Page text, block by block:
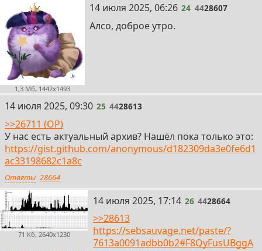
1,3 Мб, 1442x1493
24
14 июля 2025, 06:26 24 4428607
Алсо, доброе утро.
25
14 июля 2025, 09:30 25 4428613
>>26711 (OP)
У нас есть актуальный архив? Нашёл пока только это:
https://gist.github.com/anonymous/d182309da3e0fe6d1
ac33198682c1a8c
Ответы 28664
71 Кб, 2640x1230
26
14 июля 2025, 17:14 26 4428664
>>28613
https://sebsauvage.net/paste/?
7613a0091adbb0b2#F8QyFusUBggA